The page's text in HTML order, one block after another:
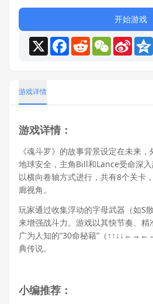
开始游戏
X Facebook
RedditWeChat
Sina
游戏详情
游戏详情：
《魂斗罗》的故事背景设定在未来
地球安全，主角Bill和Lance受命深
以横向卷轴方式进行，共有8个关卡
廊视角。
玩家通过收集浮动的字母武器（如S
来增强战斗力。游戏以其快节奏、
广为人知的“30命秘籍”（
典传说。
小编推荐：